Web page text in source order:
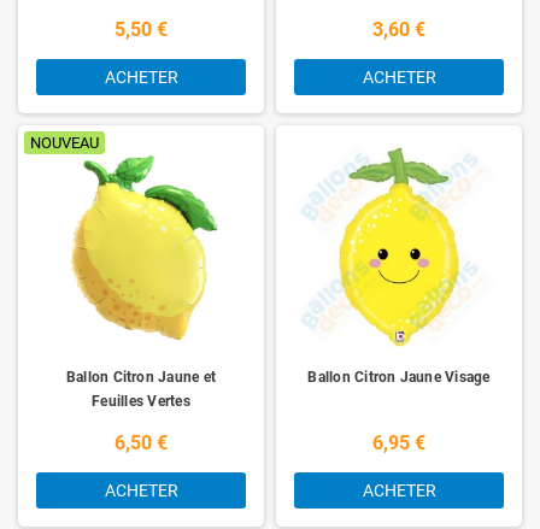
5,50 €
ACHETER
3,60 €
ACHETER
NOUVEAU
Ballon Citron Jaune et
Feuilles Vertes
6,50 €
ACHETER
Ballon Citron Jaune Visage
6,95 €
ACHETER